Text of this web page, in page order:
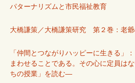
パターナリズムと市民福祉教育
大橋謙策／大橋謙策研究 第２巻：老
「仲間とつながりハッピーに生きる」
まわせることである。その心に定員は
ちの授業」を読む―